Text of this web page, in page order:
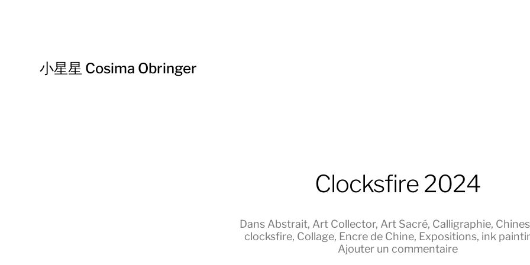
小星星 Cosima Obringer
Clocksfire 2024
Dans Abstrait, Art Collector, Art Sacré, Calligraphie,
clocksfire, Collage, Encre de Chine, Expositions, ink
Ajouter un commentaire